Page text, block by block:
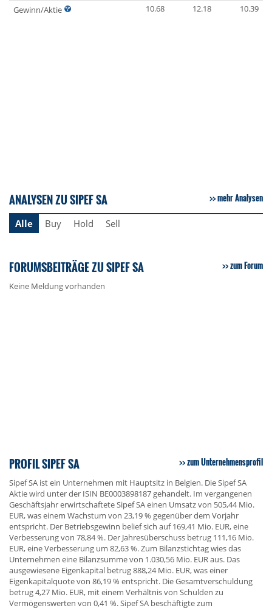
Gewinn/Aktie
10.68 12.18 10.39
ANALYSEN ZU SIPEF SA mehr Analysen
Alle Buy Hold Sell
FORUMSBEITRÄGE ZU SIPEF SA zum Forum
Keine Meldung vorhanden
PROFIL SIPEF SA zum Unternehmensprofil
Sipef SA ist ein Unternehmen mit Hauptsitz in Belgien. Die Sipef SA
Aktie wird unter der ISIN BE0003898187 gehandelt. Im vergangenen
Geschäftsjahr erwirtschaftete Sipef SA einen Umsatz von 505,44 Mio.
EUR, was einem Wachstum von 23,19 % gegenüber dem Vorjahr
entspricht. Der Betriebsgewinn belief sich auf 169,41 Mio. EUR, eine
Verbesserung von 78,84 %. Der Jahresüberschuss betrug 111,16 Mio.
EUR, eine Verbesserung um 82,63 %. Zum Bilanzstichtag wies das
Unternehmen eine Bilanzsumme von 1.030,56 Mio. EUR aus. Das
ausgewiesene Eigenkapital betrug 888,24 Mio. EUR, was einer
Eigenkapitalquote von 86,19 % entspricht. Die Gesamtverschuldung
betrug 4,27 Mio. EUR, mit einem Verhältnis von Schulden zu
Vermögenswerten von 0,41 %. Sipef SA beschäftigte zum